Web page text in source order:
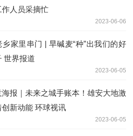
作人员采摘忙
2023-06-06
乡家里串门 | 旱碱麦“种”出我们的好
世界报道
2023-06-05
海报｜未来之城手账本！雄安大地激
创新动能 环球视讯
2023-06-05